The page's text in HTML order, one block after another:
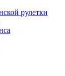
рулетки